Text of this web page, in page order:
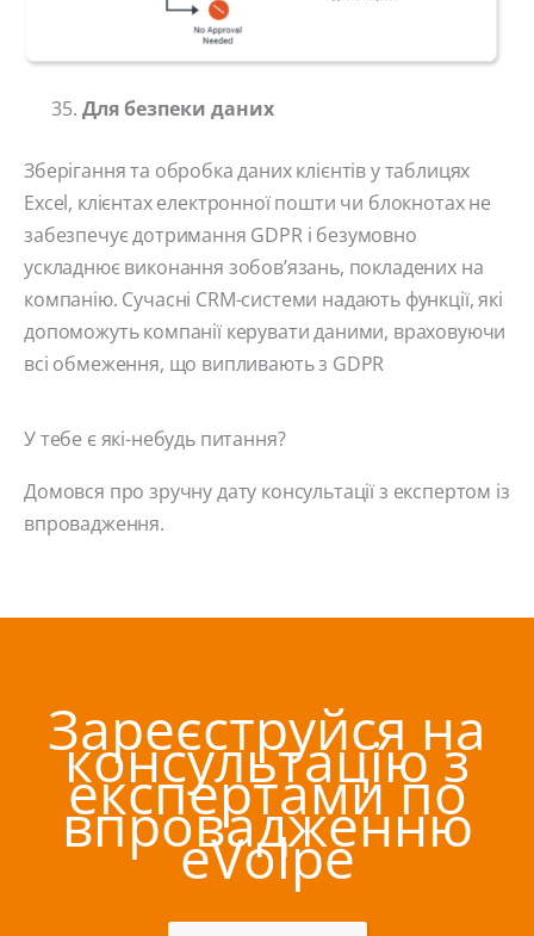
Для безпеки даних
Зберігання та обробка даних клієнтів у таблицях
Excel, клієнтах електронної пошти чи блокнотах не
забезпечує дотримання GDPR і безумовно
ускладнює виконання зобов’язань, покладених на
компанію. Сучасні CRM-системи надають функції, які
допоможуть компанії керувати даними, враховуючи
всі обмеження, що випливають з GDPR
У тебе є які-небудь питання?
Домовся про зручну дату консультації з експертом із
впровадження.
Зареєструйся на
консультацію з
експертами по
впровадженню
eVolpe